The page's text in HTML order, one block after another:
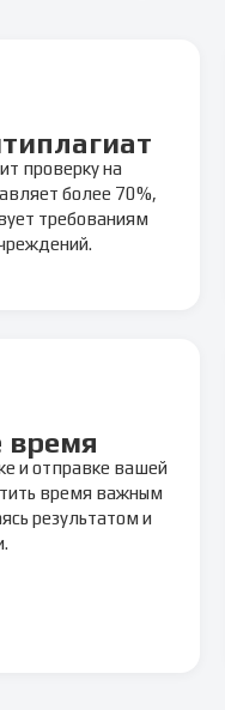
проверку на
более 70%,
требованиям
время
и отправке вашей
время важным
результатом и